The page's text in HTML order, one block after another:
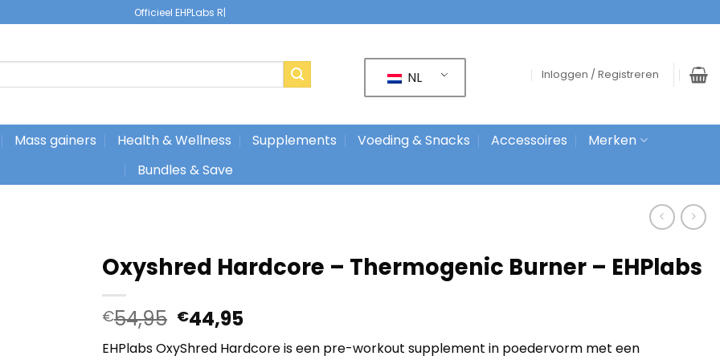
Officieel EHPLabs Reseller
NL Inloggen / Registreren
Mass gainers Health & Wellness Supplements Voeding & Snacks Accessoires
Merken
Bundles & Save
Oxyshred Hardcore – Thermogenic Burner – EHPlabs
€54,95 Oorspronkelijke
prijs
€44,95Huidige
prijs
EHPlabs OxyShred Hardcore is een pre-workout supplement in poedervorm met een